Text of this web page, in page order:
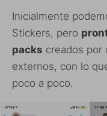
Inicialmente
Stickers, pero
packs creados por
externos, con lo
poco a poco.